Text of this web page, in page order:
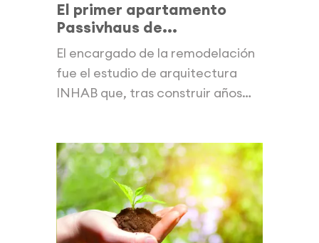
El primer apartamento
Passivhaus de...
El encargado de la remodelación
fue el estudio de arquitectura
INHAB que, tras construir años